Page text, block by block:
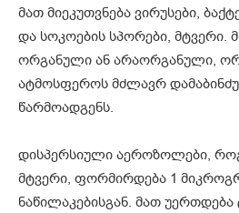
მათ მიეკუთვნება ვირუსები,
და სოკოების სპორები, მტვერი.
ორგანული ან არაორგანული,
ატმოსფეროს მძლავრ
წარმოადგენს.
დისპერსიული აეროზოლები,
მტვერი, ფორმირდება 1
ნაწილაკებისგან. მათ